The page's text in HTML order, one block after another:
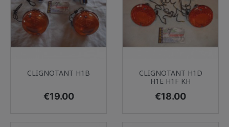
CLIGNOTANT H1B
Price
€19.00
CLIGNOTANT H1D
H1E H1F KH
Price
€18.00